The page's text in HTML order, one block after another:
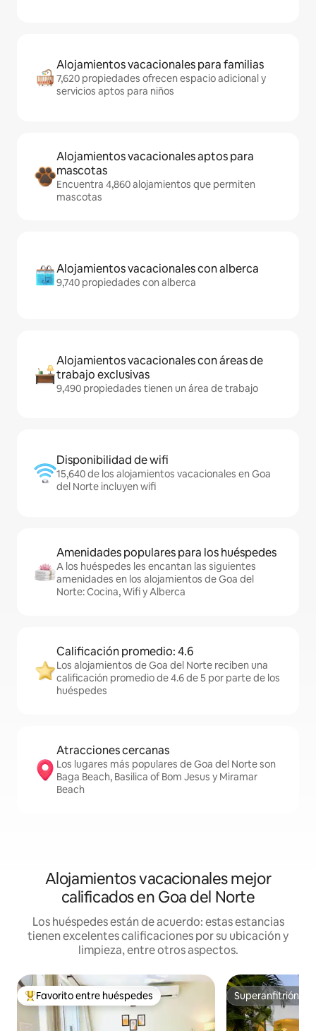
Alojamientos vacacionales para familias
7,620 propiedades ofrecen espacio adicional y
servicios aptos para niños
Alojamientos vacacionales aptos para
mascotas
Encuentra 4,860 alojamientos que permiten
mascotas
Alojamientos vacacionales con alberca
9,740 propiedades con alberca
Alojamientos vacacionales con áreas de
trabajo exclusivas
9,490 propiedades tienen un área de trabajo
Disponibilidad de wifi
15,640 de los alojamientos vacacionales en Goa
del Norte incluyen wifi
Amenidades populares para los huéspedes
A los huéspedes les encantan las siguientes
amenidades en los alojamientos de Goa del
Norte: Cocina, Wifi y Alberca
Calificación promedio: 4.6
Los alojamientos de Goa del Norte reciben una
calificación promedio de 4.6 de 5 por parte de los
huéspedes
Atracciones cercanas
Los lugares más populares de Goa del Norte son
Baga Beach, Basilica of Bom Jesus y Miramar
Beach
Alojamientos vacacionales mejor
calificados en Goa del Norte
Los huéspedes están de acuerdo: estas estancias
tienen excelentes calificaciones por su ubicación y
limpieza, entre otros aspectos.
De los mejores en Favorito entre huéspedes
Favorito entre huéspedes Superanfitrión
Superanfitrión